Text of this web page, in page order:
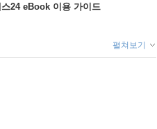
24 eBook 이용 가이드
펼쳐보기